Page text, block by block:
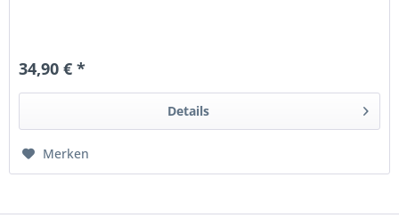
34,90 € *
Details
Merken